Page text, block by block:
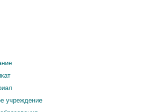
учреждение